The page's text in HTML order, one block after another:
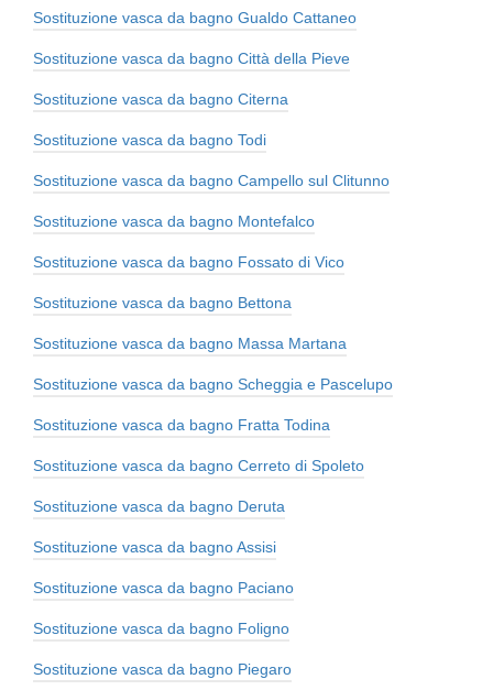
Sostituzione vasca da bagno Gualdo Cattaneo
Sostituzione vasca da bagno Città della Pieve
Sostituzione vasca da bagno Citerna
Sostituzione vasca da bagno Todi
Sostituzione vasca da bagno Campello sul Clitunno
Sostituzione vasca da bagno Montefalco
Sostituzione vasca da bagno Fossato di Vico
Sostituzione vasca da bagno Bettona
Sostituzione vasca da bagno Massa Martana
Sostituzione vasca da bagno Scheggia e Pascelupo
Sostituzione vasca da bagno Fratta Todina
Sostituzione vasca da bagno Cerreto di Spoleto
Sostituzione vasca da bagno Deruta
Sostituzione vasca da bagno Assisi
Sostituzione vasca da bagno Paciano
Sostituzione vasca da bagno Foligno
Sostituzione vasca da bagno Piegaro